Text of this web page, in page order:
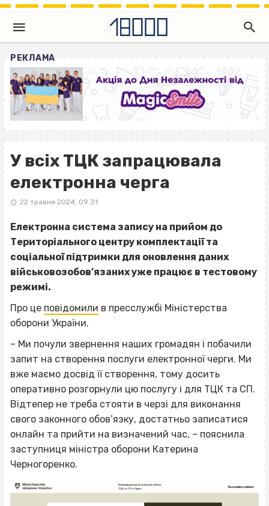
РЕКЛАМА
У всіх ТЦК запрацювала
електронна черга
22 травня 2024, 09:31
Електронна система запису на прийом до
Територіального центру комплектації та
соціальної підтримки для оновлення даних
військовозобов’язаних уже працює в тестовому
режимі.
Про це повідомили в пресслужбі Міністерства
оборони України.
– Ми почули звернення наших громадян і побачили
запит на створення послуги електронної черги. Ми
вже маємо досвід її створення, тому досить
оперативно розгорнули цю послугу і для ТЦК та СП.
Відтепер не треба стояти в черзі для виконання
свого законного обов’язку, достатньо записатися
онлайн та прийти на визначений час, – пояснила
заступниця міністра оборони Катерина
Черногоренко.